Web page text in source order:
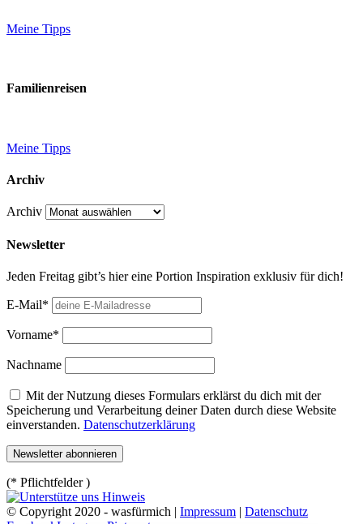
Meine Tipps
Familienreisen
Meine Tipps
Archiv
Archiv
Newsletter
Jeden Freitag gibt’s hier eine Portion Inspiration exklusiv für dich!
E-Mail*
Vorname*
Nachname
Mit der Nutzung dieses Formulars erklärst du dich mit der
Speicherung und Verarbeitung deiner Daten durch diese Website
einverstanden. Datenschutzerklärung
(* Pflichtfelder )
© Copyright 2020 - wasfürmich | Impressum | Datenschutz